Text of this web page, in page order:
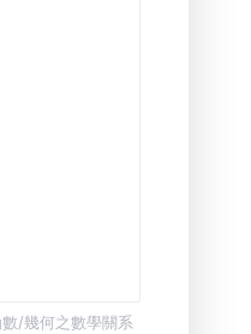
/幾何之數學關系